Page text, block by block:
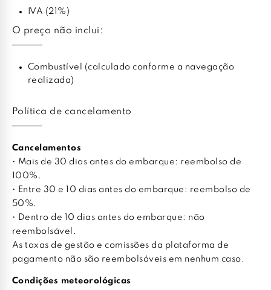
IVA (21%)
O preço não inclui:
Combustível (calculado conforme a navegação
realizada)
Política de cancelamento
Cancelamentos
• Mais de 30 dias antes do embarque: reembolso de
100%.
• Entre 30 e 10 dias antes do embarque: reembolso de
50%.
• Dentro de 10 dias antes do embarque: não
reembolsável.
As taxas de gestão e comissões da plataforma de
pagamento não são reembolsáveis em nenhum caso.
Condições meteorológicas